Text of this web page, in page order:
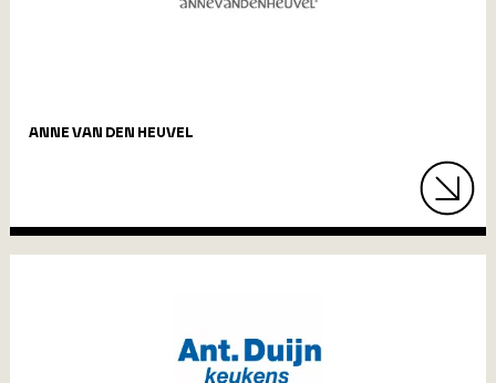
ANNE VAN DEN HEUVEL